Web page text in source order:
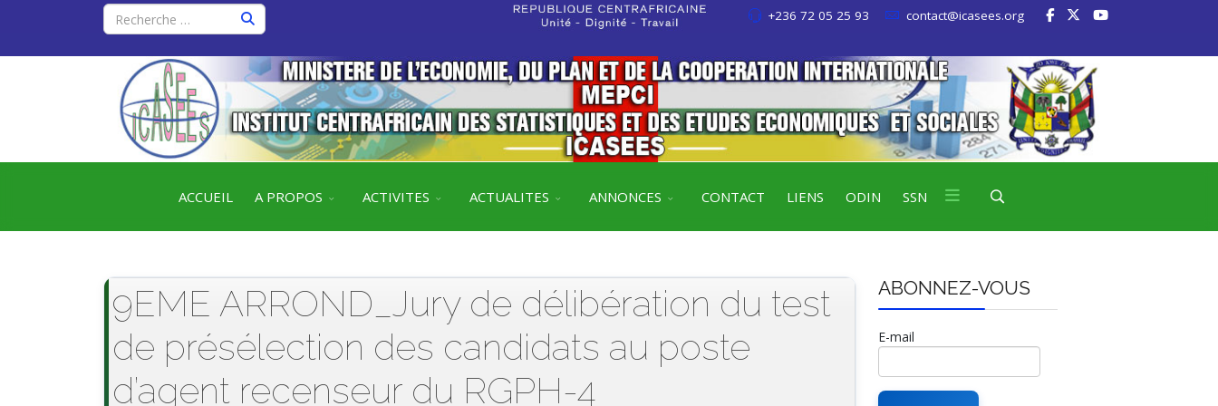
+236 72 05 25 93 contact@icasees.org
ACCUEIL A PROPOS ACTIVITES ACTUALITES ANNONCES CONTACT LIENS ODIN SSN
9EME ARROND_Jury de délibération du test
de présélection des candidats au poste
d’agent recenseur du RGPH-4
ABONNEZ-VOUS
E-mail